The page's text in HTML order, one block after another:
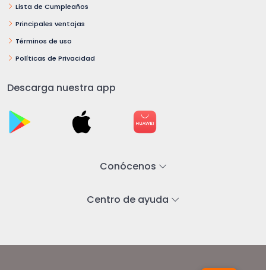
Lista de Cumpleaños
Principales ventajas
Términos de uso
Políticas de Privacidad
Descarga nuestra app
Conócenos
Centro de ayuda